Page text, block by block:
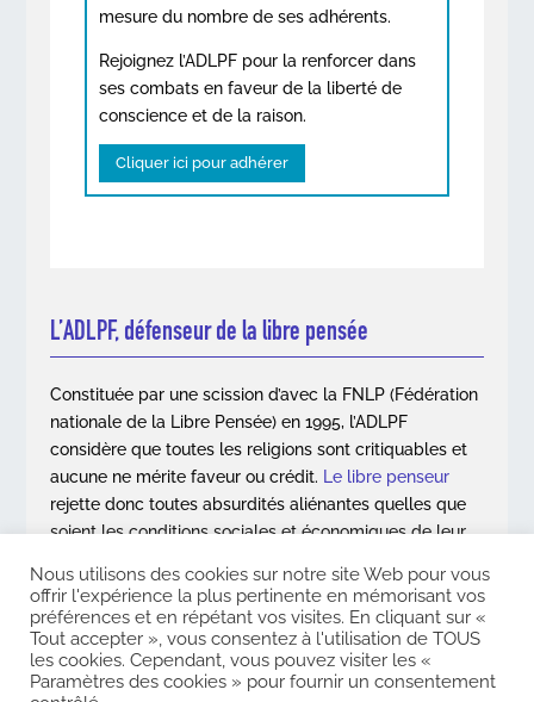
mesure du nombre de ses adhérents.
Rejoignez l’ADLPF pour la renforcer dans
ses combats en faveur de la liberté de
conscience et de la raison.
Cliquer ici pour adhérer
L’ADLPF, défenseur de la libre pensée
Constituée par une scission d’avec la FNLP (Fédération
nationale de la Libre Pensée) en 1995, l’ADLPF
considère que toutes les religions sont critiquables et
aucune ne mérite faveur ou crédit. Le libre penseur
rejette donc toutes absurdités aliénantes quelles que
soient les conditions sociales et économiques de leur
En savoir plus
Nous utilisons des cookies sur notre site Web pour vous
offrir l'expérience la plus pertinente en mémorisant vos
préférences et en répétant vos visites. En cliquant sur «
Tout accepter », vous consentez à l'utilisation de TOUS
les cookies. Cependant, vous pouvez visiter les «
Paramètres des cookies » pour fournir un consentement